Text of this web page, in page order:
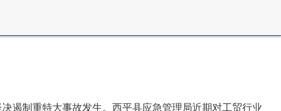
遏制重特大事故发生。西平县应急管理局近期对工贸行业